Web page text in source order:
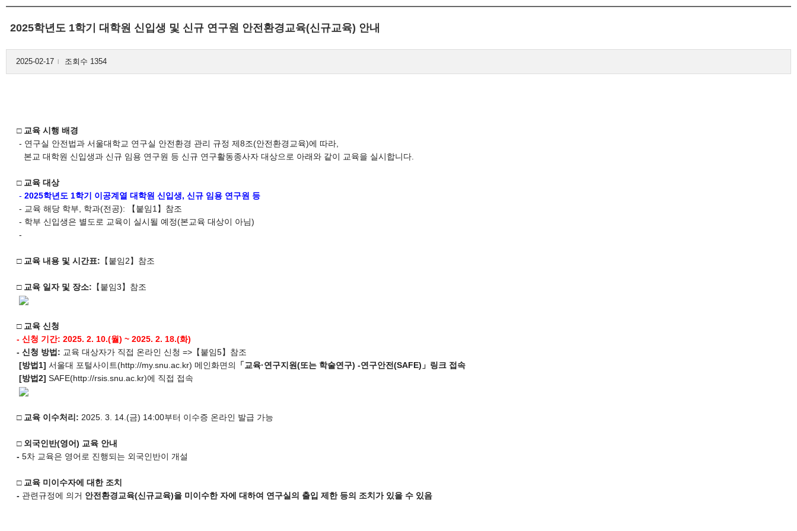
2025학년도 1학기 대학원 신입생 및 신규 연구원 안전환경교육(신규교육) 안내
2025-02-17 l 조회수 1354
□ 교육 시행 배경
- 연구실 안전법과 서울대학교 연구실 안전환경 관리 규정 제8조(안전환경교육)에 따라,
본교 대학원 신입생과 신규 임용 연구원 등 신규 연구활동종사자 대상으로 아래와 같이 교육을 실시합니다.
□ 교육 대상
- 2025학년도 1학기 이공계열 대학원 신입생, 신규 임용 연구원 등
- 교육 해당 학부, 학과(전공): 【붙임1】참조
- 학부 신입생은 별도로 교육이 실시될 예정(본교육 대상이 아님)
-
□ 교육 내용 및 시간표: 【붙임2】참조
□ 교육 일자 및 장소: 【붙임3】참조
□ 교육 신청
- 신청 기간: 2025. 2. 10.(월) ~ 2025. 2. 18.(화)
- 신청 방법 : 교육 대상자가 직접 온라인 신청 =>【붙임5】참조
[방법 1] 서울대 포털사이트(http://my.snu.ac.kr) 메인화면의 「교육·연구지원(또는 학술연구) -연구안전(SAFE) 」 링크 접속
[방법2] SAFE(http://rsis.snu.ac.kr)에 직접 접속
□ 교육 이수처리 : 2025. 3. 14.(금) 14:00부터 이수증 온라인 발급 가능
□ 외국인반(영어) 교육 안내
- 5차 교육은 영어로 진행되는 외국인반이 개설
□ 교육 미이수자에 대한 조치
- 관련규정에 의거 안전환경교육(신규교육)을 미이수한 자에 대하여 연구실의 출입 제한 등의 조치가 있을 수 있음